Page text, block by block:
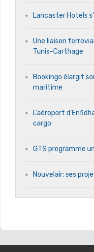
Lancaster Hotels
Une liaison
Tunis-Carthage
Bookingo élargit
maritime
L’aéroport
cargo
GTS programme
Nouvelair: ses